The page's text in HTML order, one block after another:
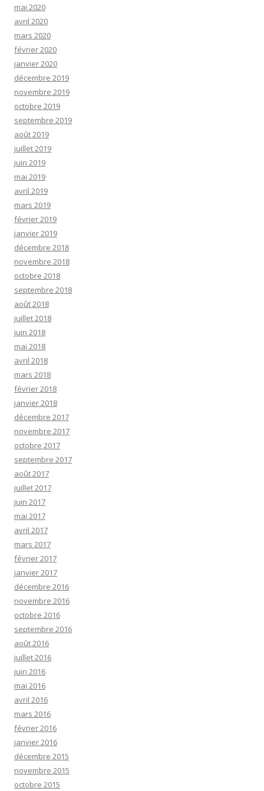
mai 2020
avril 2020
mars 2020
février 2020
janvier 2020
décembre 2019
novembre 2019
octobre 2019
septembre 2019
août 2019
juillet 2019
juin 2019
mai 2019
avril 2019
mars 2019
février 2019
janvier 2019
décembre 2018
novembre 2018
octobre 2018
septembre 2018
août 2018
juillet 2018
juin 2018
mai 2018
avril 2018
mars 2018
février 2018
janvier 2018
décembre 2017
novembre 2017
octobre 2017
septembre 2017
août 2017
juillet 2017
juin 2017
mai 2017
avril 2017
mars 2017
février 2017
janvier 2017
décembre 2016
novembre 2016
octobre 2016
septembre 2016
août 2016
juillet 2016
juin 2016
mai 2016
avril 2016
mars 2016
février 2016
janvier 2016
décembre 2015
novembre 2015
octobre 2015